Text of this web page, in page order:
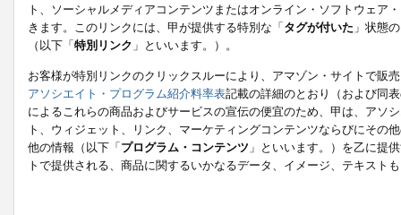
ト、ソーシャルメディアコンテンツまたはオンライン・ソフトウェア
きます。このリンクには、甲が提供する特別な「タグが付いた 」状態
（以下「特別リンク 」といいます。）。
お客様が特別リンクのクリックスルーにより、アマゾン・サイトで販
アソシエイト・プログラム紹介料率表記載の詳細のとおり（および同
によるこれらの商品およびサービスの宣伝の便宜のため、甲は、アソ
ト、ウィジェット、リンク、マーケティングコンテンツならびにその
他の情報（以下「プログラム・コンテンツ 」といいます。）を乙に提
トで提供される、商品に関するいかなるデータ、イメージ、テキス